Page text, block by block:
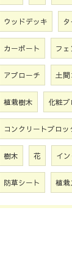
ウッドデッキ
カーポート フェ
アプローチ 土
植栽樹木 化粧ブ
コンクリートブロッ
樹木 花 イ
防草シート 植栽